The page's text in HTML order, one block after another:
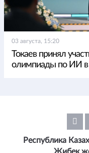
03 августа, 15:20
Токаев принял
олимпиады по ИИ в
Республика
Жибек